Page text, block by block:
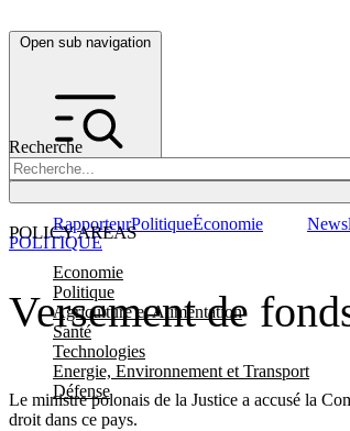
Open sub navigation
Recherche
POLICY AREAS
Economie
Politique
Agriculture et Alimentation
Santé
Technologies
Energie, Environnement et Transport
Défense
RapporteurPolitiqueÉconomie
Versement de
Le ministre polonais de la Justice a accusé la
droit dans ce pays.
POLITIQUE